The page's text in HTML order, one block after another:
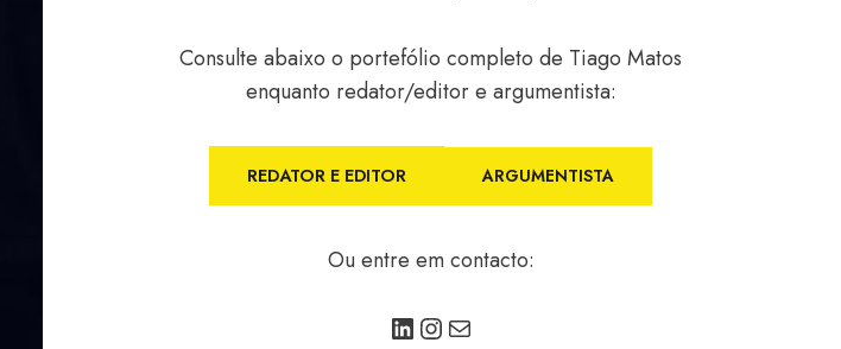
Consulte abaixo o portefólio completo de Tiago Matos
enquanto redator/editor e argumentista:
REDATOR E EDITOR ARGUMENTISTA
Ou entre em contacto:
LinkedIn Instagram Mail